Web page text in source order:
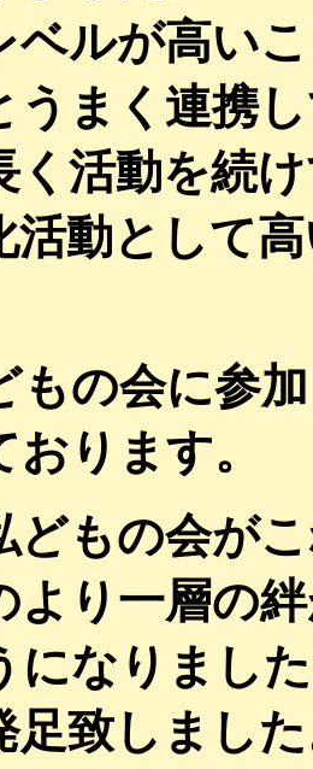
ベルが高い
うまく連携
く活動を続
活動として
もの会に参
ります。
もの会が
より一層の
になりまし
足致しまし